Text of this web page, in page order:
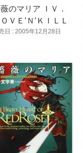
のマリア ＩＶ．
ＯＶＥ’Ｎ’ＫＩＬＬ
日 : 2005年12月28日